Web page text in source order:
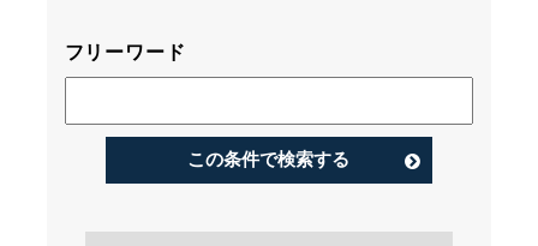
フリーワード
この条件で検索する